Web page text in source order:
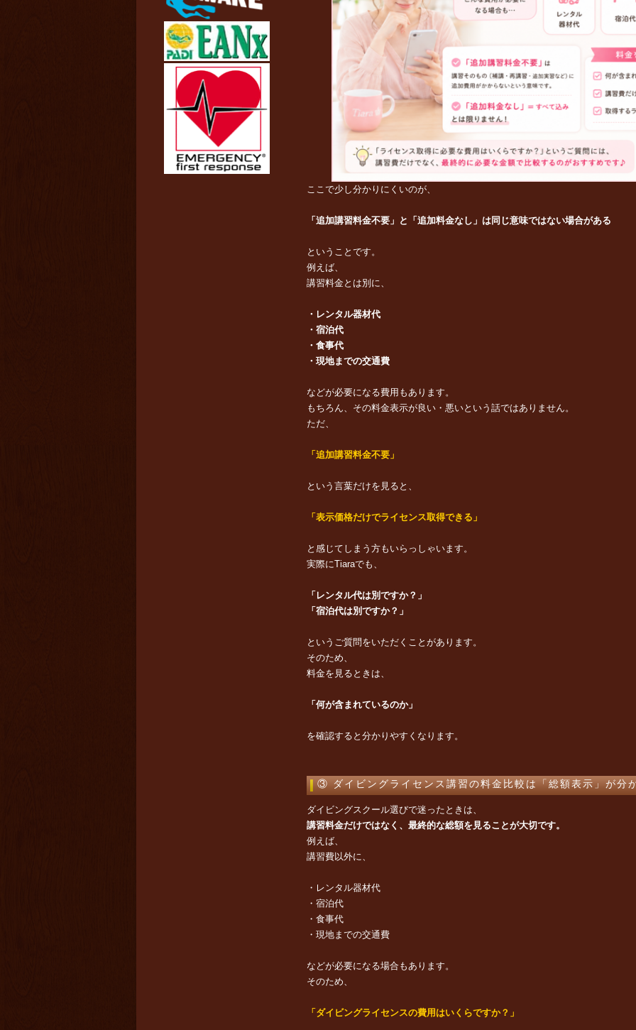
ここで少し分かりにくいのが、
「追加講習料金不要」と「追加料金なし」は同じ意味ではない場合がある
ということです。
例えば、
講習料金とは別に、
・レンタル器材代
・宿泊代
・食事代
・現地までの交通費
などが必要になる費用もあります。
もちろん、その料金表示が良い・悪いという話ではありません。
ただ、
「追加講習料金不要」
という言葉だけを見ると、
「表示価格だけでライセンス取得できる」
と感じてしまう方もいらっしゃいます。
実際にTiaraでも、
「レンタル代は別ですか？」
「宿泊代は別ですか？」
というご質問をいただくことがあります。
そのため、
料金を見るときは、
「何が含まれているのか」
を確認すると分かりやすくなります。
③ ダイビングライセンス講習の料金比較は「総額表示」が分
ダイビングスクール選びで迷ったときは、
講習料金だけではなく、最終的な総額を見ることが大切です。
例えば、
講習費以外に、
・レンタル器材代
・宿泊代
・食事代
・現地までの交通費
などが必要になる場合もあります。
そのため、
「ダイビングライセンスの費用はいくらですか？」